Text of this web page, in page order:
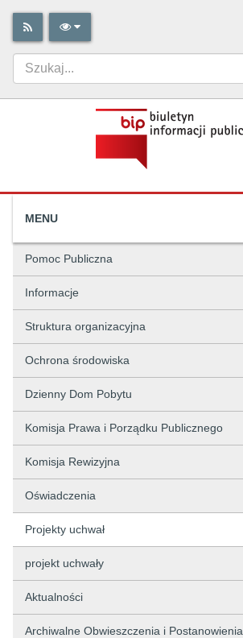
MENU
Pomoc Publiczna
Informacje
Struktura organizacyjna
Ochrona środowiska
Dzienny Dom Pobytu
Komisja Prawa i Porządku Publicznego
Komisja Rewizyjna
Oświadczenia
Projekty uchwał
projekt uchwały
Aktualności
Archiwalne Obwieszczenia i Postanowienia